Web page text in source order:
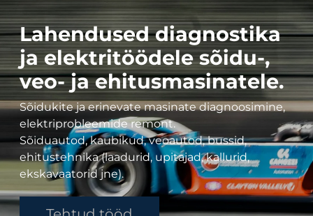
Lahendused diagnostika
ja elektritöödele sõidu-,
veo- ja ehitusmasinatele.
Sõidukite ja erinevate masinate diagnoosimine,
elektriprobleemide remont.
Sõiduautod, kaubikud, veoautod, bussid,
ehitustehnika (laadurid, upitajad, kallurid,
ekskavaatorid jne).